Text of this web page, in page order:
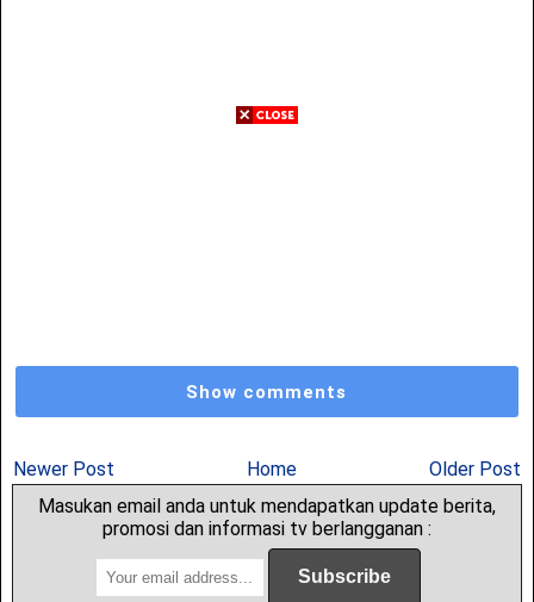
Show comments
Newer Post Home
Older Post
Masukan email anda untuk mendapatkan update berita,
promosi dan informasi tv berlangganan :